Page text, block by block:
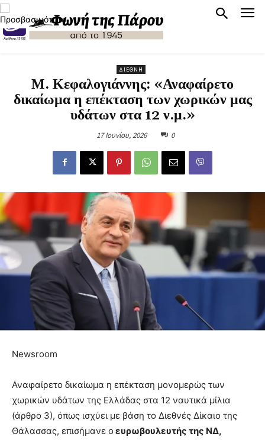
ΔΙΕΘΝΉ
Μ. Κεφαλογιάννης: «Αναφαίρετο
δικαίωμα η επέκταση των χωρικών μας
υδάτων στα 12 ν.μ.»
17 Ιουνίου, 2026 0
Newsroom
Αναφαίρετο δικαίωμα η επέκταση μονομερώς των
χωρικών υδάτων της Ελλάδας στα 12 ναυτικά μίλια
(άρθρο 3), όπως ισχύει με βάση το Διεθνές Δίκαιο της
Θάλασσας, επισήμανε ο ευρωβουλευτής της ΝΔ,